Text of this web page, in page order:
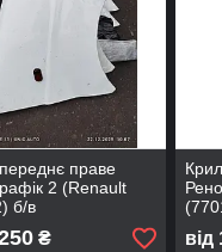
праве
2 (Renault
б/в
₴ від